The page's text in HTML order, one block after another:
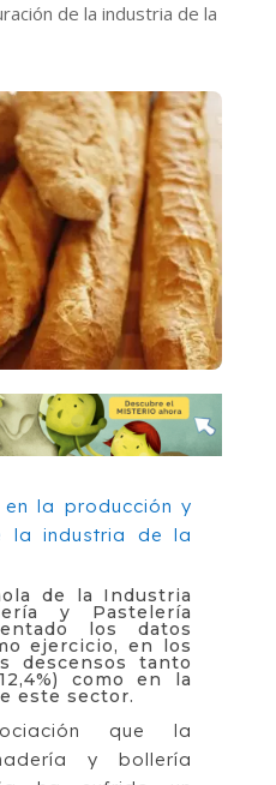
de la industria de la
de la Industria
y Pastelería
los datos
ejercicio, en los
descensos tanto
como en la
este sector.
que la
y bollería